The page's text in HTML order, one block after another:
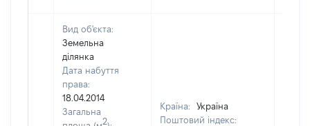
Вид об'єкта:
Земельна
ділянка
Дата набуття
права:
18.04.2014
Загальна
2
Країна:
Україна
Поштовий індекс: